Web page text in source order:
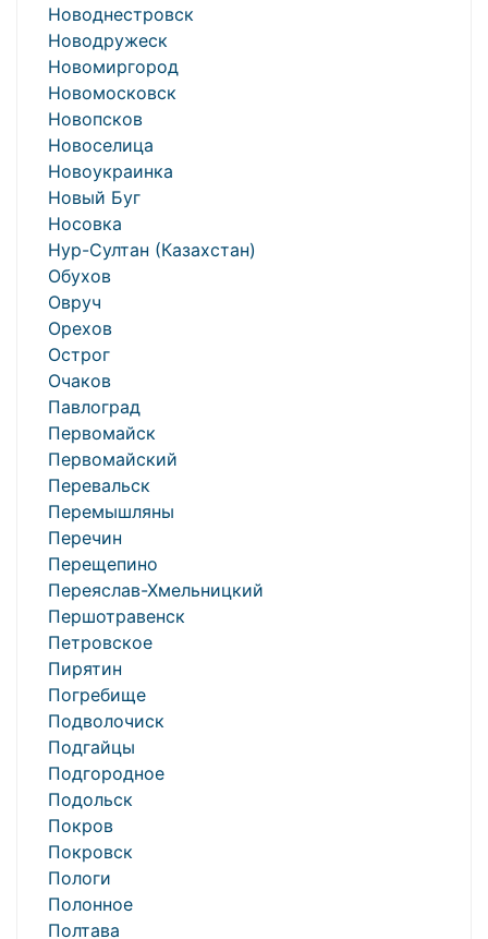
Новоднестровск
Новодружеск
Новомиргород
Новомосковск
Новопсков
Новоселица
Новоукраинка
Новый Буг
Носовка
Нур-Султан (Казахстан)
Обухов
Овруч
Орехов
Острог
Очаков
Павлоград
Первомайск
Первомайский
Перевальск
Перемышляны
Перечин
Перещепино
Переяслав-Хмельницкий
Першотравенск
Петровское
Пирятин
Погребище
Подволочиск
Подгайцы
Подгородное
Подольск
Покров
Покровск
Пологи
Полонное
Полтава